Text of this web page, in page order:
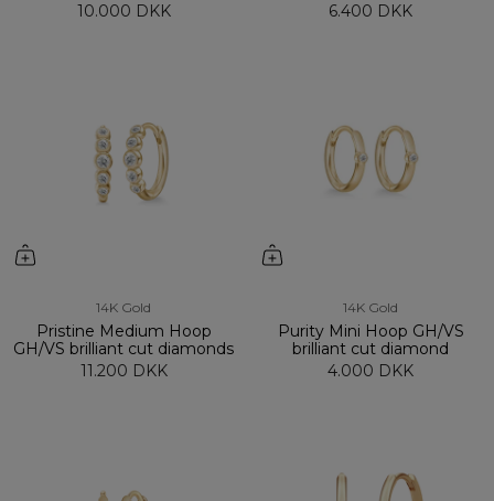
10.000 DKK
6.400 DKK
14K Gold
Pristine Medium Hoop
GH/VS brilliant cut diamonds
11.200 DKK
14K Gold
Purity Mini Hoop GH/VS
brilliant cut diamond
4.000 DKK